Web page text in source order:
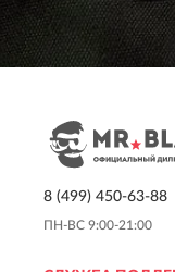
8 (499) 450-63-88
ПН-ВС 9:00-21:00